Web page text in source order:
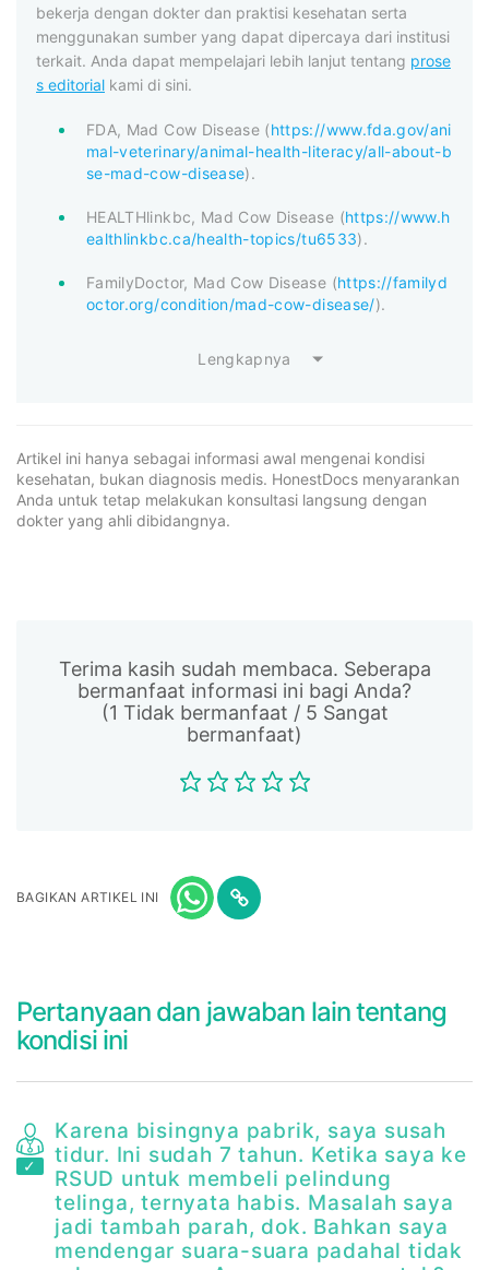
bekerja dengan dokter dan praktisi kesehatan serta
menggunakan sumber yang dapat dipercaya dari institusi
terkait. Anda dapat mempelajari lebih lanjut tentang prose
s editorial kami di sini.
FDA, Mad Cow Disease (https://www.fda.gov/ani
mal-veterinary/animal-health-literacy/all-about-b
se-mad-cow-disease).
HEALTHlinkbc, Mad Cow Disease (https://www.h
ealthlinkbc.ca/health-topics/tu6533).
FamilyDoctor, Mad Cow Disease (https://familyd
octor.org/condition/mad-cow-disease/).
Lengkapnya
Artikel ini hanya sebagai informasi awal mengenai kondisi
kesehatan, bukan diagnosis medis. HonestDocs menyarankan
Anda untuk tetap melakukan konsultasi langsung dengan
dokter yang ahli dibidangnya.
Terima kasih sudah membaca. Seberapa
bermanfaat informasi ini bagi Anda?
(1 Tidak bermanfaat / 5 Sangat
bermanfaat)
BAGIKAN ARTIKEL INI
Pertanyaan dan jawaban lain tentang
kondisi ini
Karena bisingnya pabrik, saya susah
tidur. Ini sudah 7 tahun. Ketika saya ke
RSUD untuk membeli pelindung
telinga, ternyata habis. Masalah saya
jadi tambah parah, dok. Bahkan saya
mendengar suara-suara padahal tidak